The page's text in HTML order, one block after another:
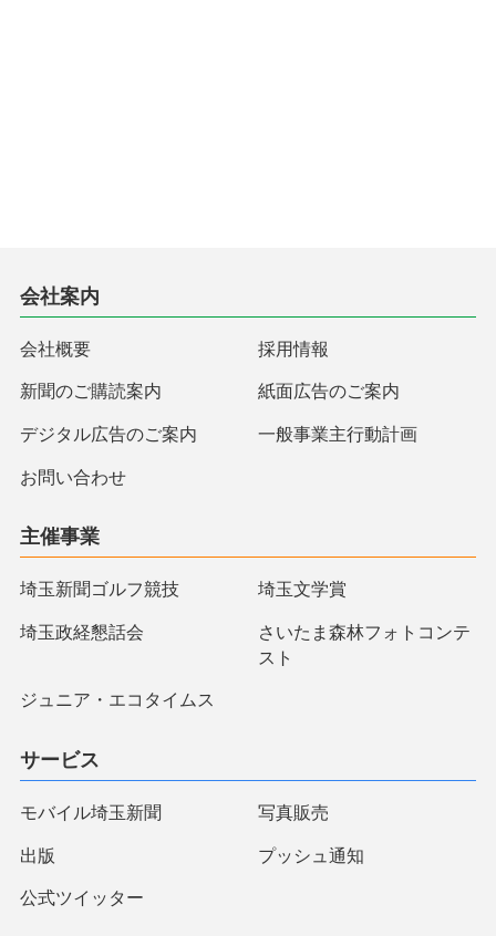
会社案内
会社概要 採用情報
新聞のご購読案内 紙面広告のご案内
デジタル広告のご案内 一般事業主行動計画
お問い合わせ
主催事業
埼玉新聞ゴルフ競技 埼玉文学賞
埼玉政経懇話会
さいたま森林フォトコンテ
スト
ジュニア・エコタイムス
サービス
モバイル埼玉新聞 写真販売
出版 プッシュ通知
公式ツイッター